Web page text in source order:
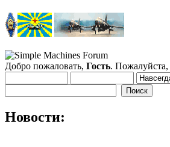
Добро пожаловать, Гость. Пожалуйста,
Новости: